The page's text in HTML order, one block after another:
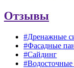
Отзывы
#Дренажные
#Фасадные
#Сайдинг